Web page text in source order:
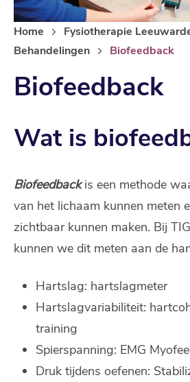
Home
Fysiotherapie
Behandelingen
Biofeedback
Biofeedback
Wat is
Biofeedbackis een methode
van het lichaam kunnen meten
zichtbaar kunnen maken. Bij
kunnen we dit meten aan de
Hartslag: hartslagmeter
Hartslagvariabiliteit:
training
Spierspanning: EMG
Druk tijdens oefenen: